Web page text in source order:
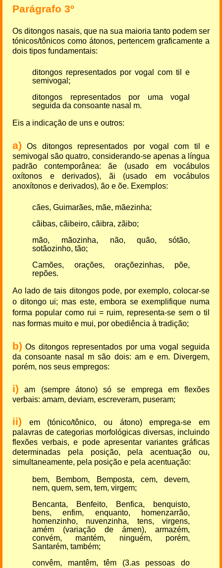
Parágrafo 3º
Os ditongos nasais, que na sua maioria tanto podem ser
tónicos/tônicos como átonos, pertencem graficamente a
dois tipos fundamentais:
ditongos representados por vogal com til e
semivogal;
ditongos representados por uma vogal
seguida da consoante nasal m.
Eis a indicação de uns e outros:
a) Os ditongos representados por vogal com til e
semivogal são quatro, considerando-se apenas a língua
padrão contemporânea: ãe (usado em vocábulos
oxítonos e derivados), ãi (usado em vocábulos
anoxítonos e derivados), ão e õe. Exemplos:
cães, Guimarães, mãe, mãezinha;
cãibas, cãibeiro, cãibra, zãibo;
mão, mãozinha, não, quão, sótão,
sotãozinho, tão;
Camões, orações, oraçõezinhas, põe,
repões.
Ao lado de tais ditongos pode, por exemplo, colocar-se
o ditongo ui; mas este, embora se exemplifique numa
forma popular como rui = ruim, representa-se sem o til
nas formas muito e mui, por obediência à tradição;
b) Os ditongos representados por uma vogal seguida
da consoante nasal m são dois: am e em. Divergem,
porém, nos seus empregos:
i) am (sempre átono) só se emprega em flexões
verbais: amam, deviam, escreveram, puseram;
ii) em (tónico/tônico, ou átono) emprega-se em
palavras de categorias morfológicas diversas, incluindo
flexões verbais, e pode apresentar variantes gráficas
determinadas pela posição, pela acentuação ou,
simultaneamente, pela posição e pela acentuação:
bem, Bembom, Bemposta, cem, devem,
nem, quem, sem, tem, virgem;
Bencanta, Benfeito, Benfica, benquisto,
bens, enfim, enquanto, homenzarrão,
homenzinho, nuvenzinha, tens, virgens,
amém (variação de ámen), armazém,
convém, mantém, ninguém, porém,
Santarém, também;
convêm, mantêm, têm (3.as pessoas do